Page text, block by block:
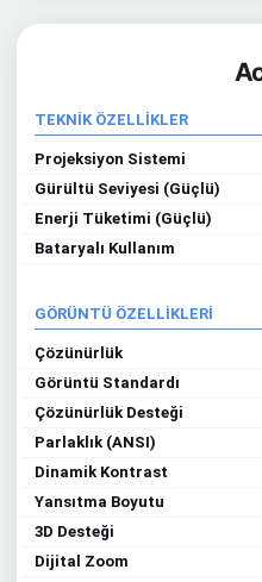
TEKNİK ÖZELLİKLER
Projeksiyon Sistemi
Gürültü Seviyesi (Güçlü)
Enerji Tüketimi (Güçlü)
Bataryalı Kullanım
GÖRÜNTÜ ÖZELLİKLERİ
Çözünürlük
Görüntü Standardı
Çözünürlük Desteği
Parlaklık (ANSI)
Dinamik Kontrast
Yansıtma Boyutu
3D Desteği
Dijital Zoom